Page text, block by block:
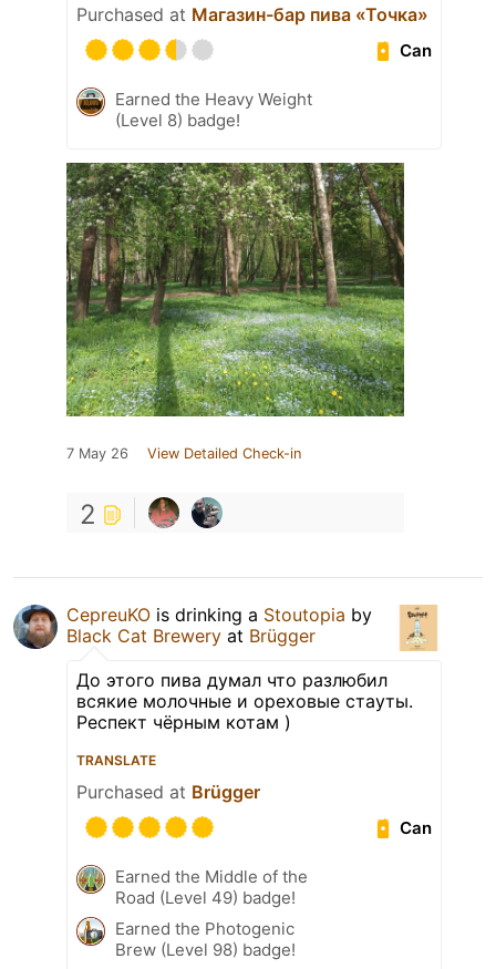
Purchased at Магазин-бар пива «Точка»
Can
Earned the Heavy Weight
(Level 8) badge!
7 May 26 View Detailed Check-in
2
CepreuKO is drinking a Stoutopia by
Black Cat Brewery at Brügger
До этого пива думал что разлюбил
всякие молочные и ореховые стауты.
Респект чёрным котам )
TRANSLATE
Purchased at Brügger
Can
Earned the Middle of the
Road (Level 49) badge!
Earned the Photogenic
Brew (Level 98) badge!